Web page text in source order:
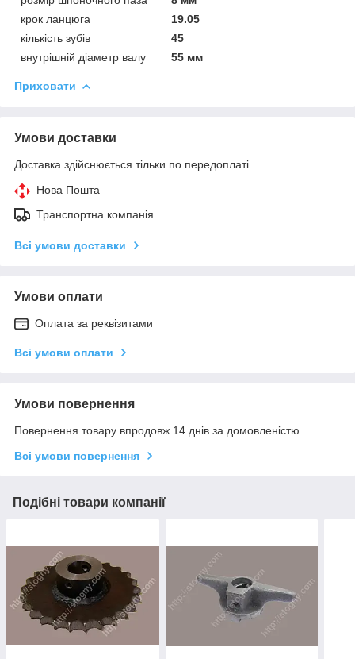
крок ланцюга
19.05
кількість зубів
45
внутрішній діаметр валу
55 мм
Приховати
Умови доставки
Доставка здійснюється тільки по передоплаті.
Нова Пошта
Транспортна компанія
Всі умови доставки
Умови оплати
Оплата за реквізитами
Всі умови оплати
Умови повернення
Повернення товару впродовж 14 днів за домовленістю
Всі умови повернення
Подібні товари компанії